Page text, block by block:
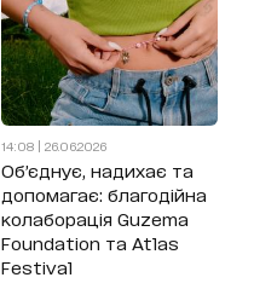
14:08 | 26.06.2026
Об’єднує, надихає та
допомагає: благодійна
колаборація Guzema
Foundation та Atlas
Festival